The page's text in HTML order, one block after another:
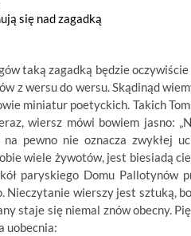
się nad zagadką
taką zagadką będzie
z wersu do wersu. Skądinąd
miniatur poetyckich. Takich
wiersz mówi bowiem jasno:
pewno nie oznacza zwykłej
wiele żywotów, jest biesiadą
paryskiego Domu Pallotynów
Nieczytanie wierszy jest sztuką,
staje się niemal znów obecny.
uobecnia: